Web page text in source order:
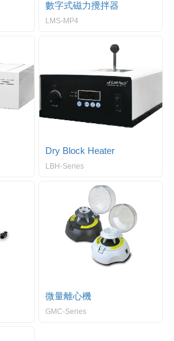
數字式磁力攪拌器
LMS-MP4
Dry Block Heater
LBH-Series
微量離心機
GMC-Series